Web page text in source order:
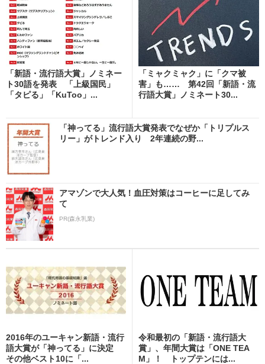
「新語・流行語大賞」ノミネー
ト30語を発表 「上級国民」
「タピる」「KuToo」...
「ミャクミャク」に「クマ被
害」も…… 第42回「新語・流
行語大賞」ノミネート30...
「神ってる」流行語大賞発表でなぜか「トリプルス
リー」がトレンド入り 2年連続の野...
アマゾンで大人気！血圧対策はコーヒーに足してみ
て
PR(森永乳業)
2016年のユーキャン新語・流行
語大賞が「神ってる」に決定
その他ベスト10に「...
令和最初の「新語・流行語大
賞」、年間大賞は「ONE TEA
M」！ トップテンには...